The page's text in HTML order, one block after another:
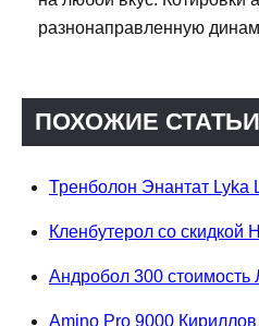
разнонаправленную
ПОХОЖИЕ СТАТЬИ
Тренболон Энантат
Кленбутерол со скидкой
Андробол 300 стоимость
Amino Pro 9000 Кириллов